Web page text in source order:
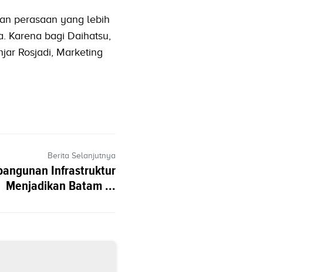
perasaan yang lebih
Karena bagi Daihatsu,
Rosjadi, Marketing
Berita Selanjutnya
Infrastruktur
Menjadikan Batam ...